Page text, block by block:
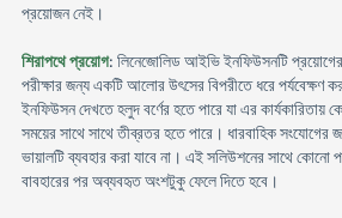
প্রয়োজন নেই।
শিরাপথে প্রয়োগ: লিনেজোলিড আইভি ইনফিউসনটি
পরীক্ষার জন্য একটি আলোর উৎসের বিপরীতে ধরে
ইনফিউসন দেখতে হলুদ বর্ণের হতে পারে যা এর কার্যকারিতায়
সময়ের সাথে সাথে তীব্রতর হতে পারে। ধারবাহিক সংযোগের
ভায়ালটি ব্যবহার করা যাবে না। এই সলিউশনের সাথে কোনো
বাবহারের পর অব্যবহৃত অংশটুকু ফেলে দিতে হবে।